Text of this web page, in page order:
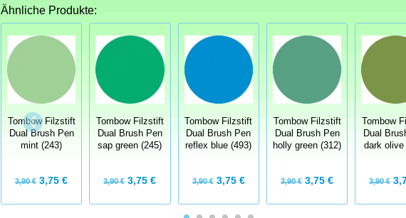
Ähnliche Produkte:
Tombow Filzstift
Dual Brush Pen
mint (243)
3,90 €3,75 €
Tombow Filzstift
Dual Brush Pen
sap green (245)
3,90 €3,75 €
Tombow Filzstift
Dual Brush Pen
reflex blue (493)
3,90 €3,75 €
Tombow Filzstift
Dual Brush Pen
holly green (312)
3,90 €3,75 €
Tombow
Dual
dark olive
3,90 €